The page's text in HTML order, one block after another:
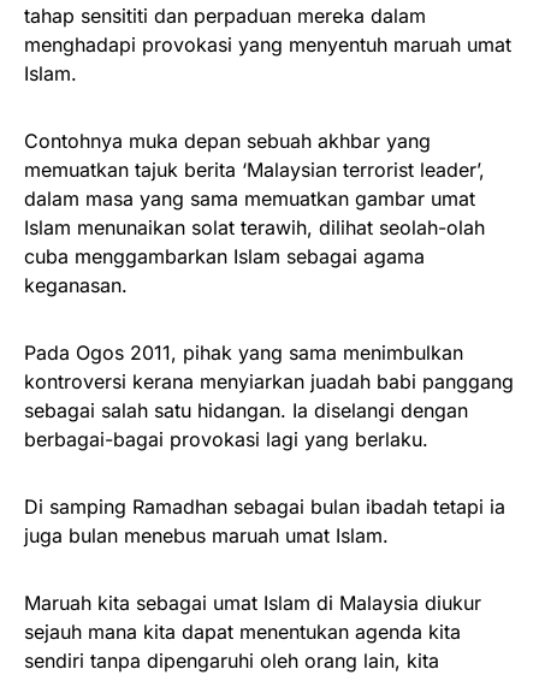
tahap sensititi dan perpaduan mereka dalam
menghadapi provokasi yang menyentuh maruah umat
Islam.
Contohnya muka depan sebuah akhbar yang
memuatkan tajuk berita ‘Malaysian terrorist leader’,
dalam masa yang sama memuatkan gambar umat
Islam menunaikan solat terawih, dilihat seolah-olah
cuba menggambarkan Islam sebagai agama
keganasan.
Pada Ogos 2011, pihak yang sama menimbulkan
kontroversi kerana menyiarkan juadah babi panggang
sebagai salah satu hidangan. Ia diselangi dengan
berbagai-bagai provokasi lagi yang berlaku.
Di samping Ramadhan sebagai bulan ibadah tetapi ia
juga bulan menebus maruah umat Islam.
Maruah kita sebagai umat Islam di Malaysia diukur
sejauh mana kita dapat menentukan agenda kita
sendiri tanpa dipengaruhi oleh orang lain, kita